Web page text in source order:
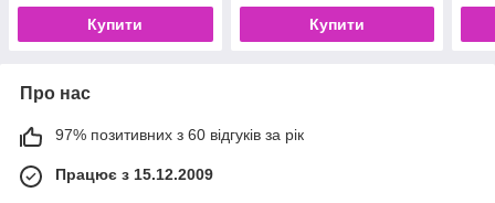
Купити Купити
Про нас
97% позитивних з 60 відгуків за рік
Працює з 15.12.2009